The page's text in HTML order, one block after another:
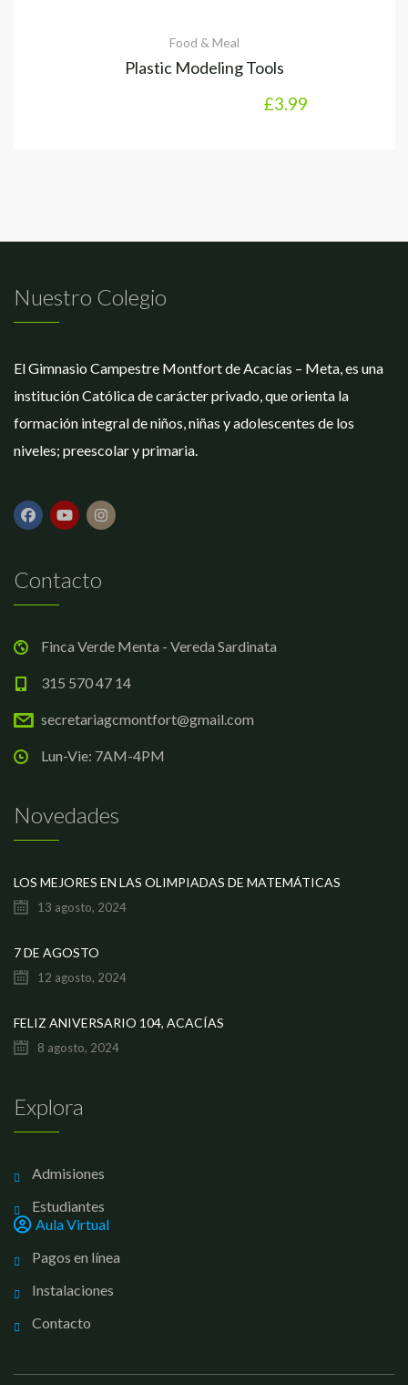
Food & Meal
Plastic Modeling Tools
£3.99
Nuestro Colegio
El Gimnasio Campestre Montfort de Acacías – Meta, es una
institución Católica de carácter privado, que orienta la
formación integral de niños, niñas y adolescentes de los
niveles; preescolar y primaria.
Contacto
Finca Verde Menta - Vereda Sardinata
315 570 47 14
secretariagcmontfort@gmail.com
Lun-Vie: 7AM-4PM
Novedades
LOS MEJORES EN LAS OLIMPIADAS DE MATEMÁTICAS
13 agosto, 2024
7 DE AGOSTO
12 agosto, 2024
FELIZ ANIVERSARIO 104, ACACÍAS
8 agosto, 2024
Explora
Admisiones
Estudiantes
Aula Virtual
Pagos en línea
Instalaciones
Contacto